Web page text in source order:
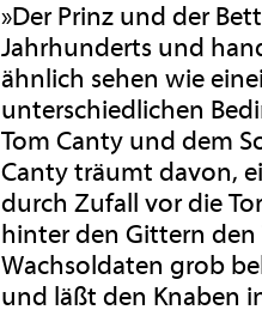
»Der Prinz und der
Jahrhunderts und
ähnlich sehen wie
unterschiedlichen
Tom Canty und dem
Canty träumt davon,
durch Zufall vor die
hinter den Gittern den
Wachsoldaten grob
und läßt den Knaben